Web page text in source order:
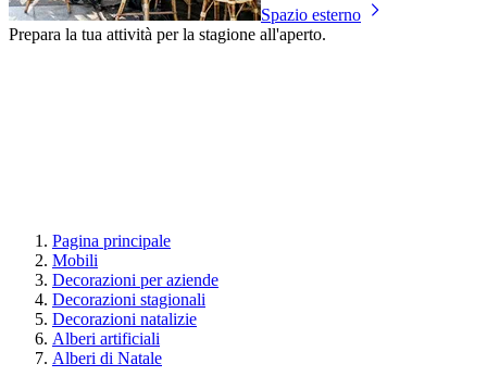
Spazio esterno
Prepara la tua attività per la stagione all'aperto.
Pagina principale
Mobili
Decorazioni per aziende
Decorazioni stagionali
Decorazioni natalizie
Alberi artificiali
Alberi di Natale